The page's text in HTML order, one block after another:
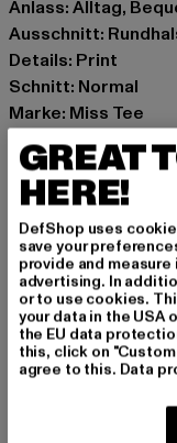
Anlass: Alltag,
Ausschnitt:
Details: Print
Schnitt: Normal
Marke: Miss Tee
Kat.: T-Shirts
Farbe: schwarz
Hersteller Farbe:
Art.Nr: MST190-
Hersteller: TB
Dr.-Robert-
DE
GRÖSSE
GREAT
HERE!
DefShop uses
save your
provide and
advertising. In
or to use cookies.
your data in the USA
the EU data
this, click on
agree to this. Data